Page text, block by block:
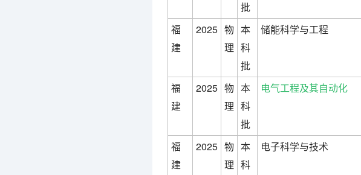
批
福
建
2025 物
理
本
科
批
储能科学与工程
福
建
2025 物
理
本
科
批
电气工程及其自动化
福
建
2025 物
理
本
科
电子科学与技术